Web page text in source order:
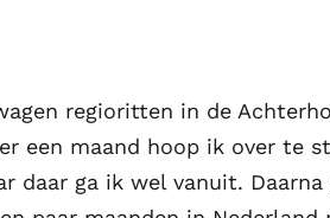
regioritten in de
een maand hoop ik over te
daar ga ik wel vanuit.